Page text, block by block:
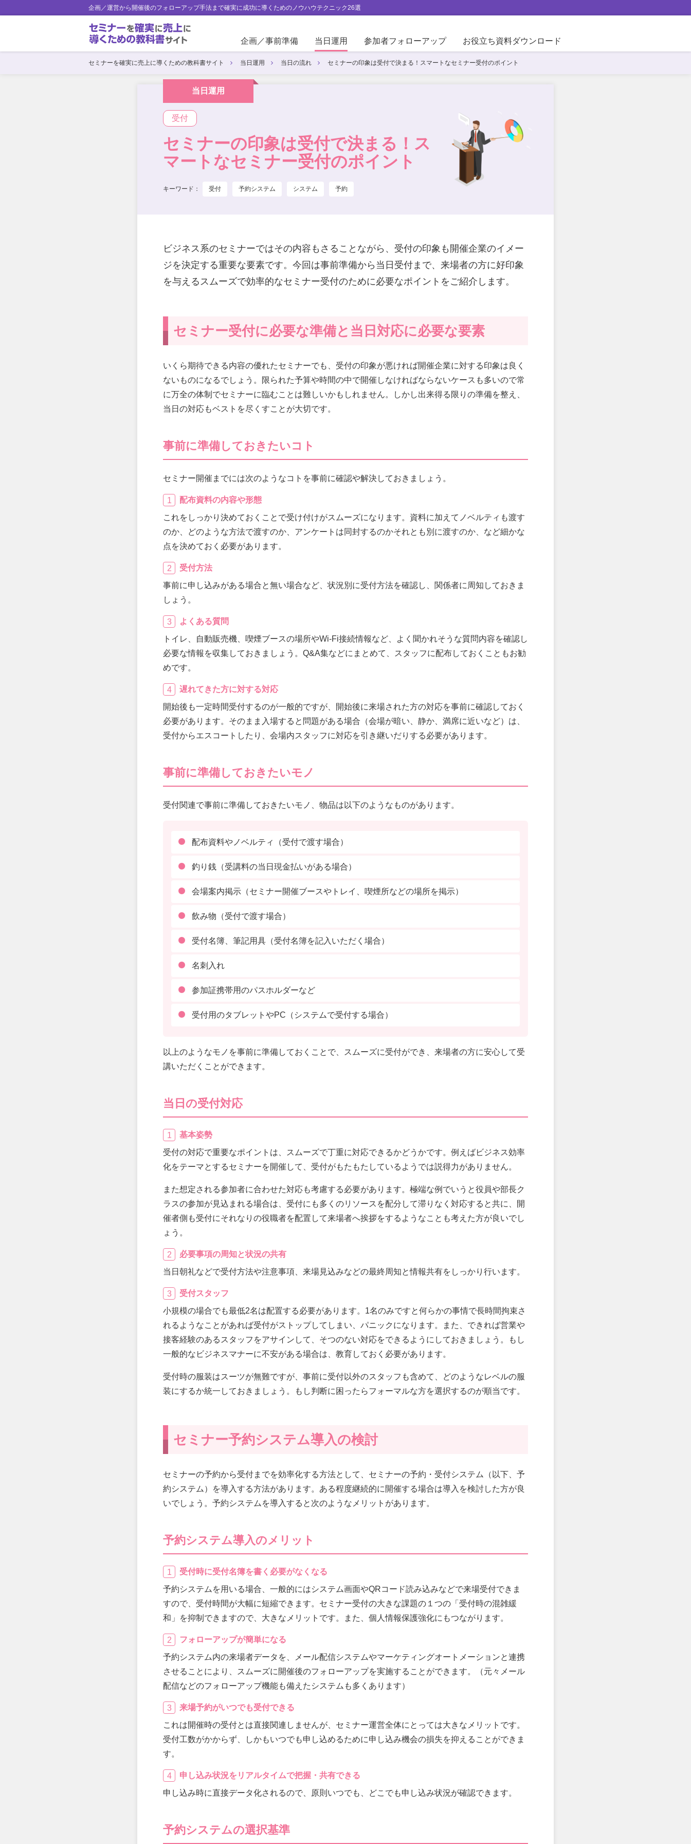
企画／運営から開催後のフォローアップ手法まで確実に成功に導くためのノウハウテクニック26選
企画／事前準備 当日運用 参加者フォローアップ お役立ち資料ダウンロード
セミナーを確実に売上に導くための教科書サイト 当日運用 当日の流れ セミナーの印象は受付で決まる！スマートなセミナー受付のポイント
当日運用
受付
セミナーの印象は受付で決まる！ス
マートなセミナー受付のポイント
キーワード： 受付 予約システム システム 予約
ビジネス系のセミナーではその内容もさることながら、受付の印象も開催企業のイメー
ジを決定する重要な要素です。今回は事前準備から当日受付まで、来場者の方に好印象
を与えるスムーズで効率的なセミナー受付のために必要なポイントをご紹介します。
セミナー受付に必要な準備と当日対応に必要な要素
いくら期待できる内容の優れたセミナーでも、受付の印象が悪ければ開催企業に対する印象は良く
ないものになるでしょう。限られた予算や時間の中で開催しなければならないケースも多いので常
に万全の体制でセミナーに臨むことは難しいかもしれません。しかし出来得る限りの準備を整え、
当日の対応もベストを尽くすことが大切です。
事前に準備しておきたいコト
セミナー開催までには次のようなコトを事前に確認や解決しておきましょう。
配布資料の内容や形態
これをしっかり決めておくことで受け付けがスムーズになります。資料に加えてノベルティも渡す
のか、どのような方法で渡すのか、アンケートは同封するのかそれとも別に渡すのか、など細かな
点を決めておく必要があります。
受付方法
事前に申し込みがある場合と無い場合など、状況別に受付方法を確認し、関係者に周知しておきま
しょう。
よくある質問
トイレ、自動販売機、喫煙ブースの場所やWi-Fi接続情報など、よく聞かれそうな質問内容を確認し
必要な情報を収集しておきましょう。Q&A集などにまとめて、スタッフに配布しておくこともお勧
めです。
遅れてきた方に対する対応
開始後も一定時間受付するのが一般的ですが、開始後に来場された方の対応を事前に確認しておく
必要があります。そのまま入場すると問題がある場合（会場が暗い、静か、満席に近いなど）は、
受付からエスコートしたり、会場内スタッフに対応を引き継いだりする必要があります。
事前に準備しておきたいモノ
受付関連で事前に準備しておきたいモノ、物品は以下のようなものがあります。
配布資料やノベルティ（受付で渡す場合）
釣り銭（受講料の当日現金払いがある場合）
会場案内掲示（セミナー開催ブースやトレイ、喫煙所などの場所を掲示）
飲み物（受付で渡す場合）
受付名簿、筆記用具（受付名簿を記入いただく場合）
名刺入れ
参加証携帯用のパスホルダーなど
受付用のタブレットやPC（システムで受付する場合）
以上のようなモノを事前に準備しておくことで、スムーズに受付ができ、来場者の方に安心して受
講いただくことができます。
当日の受付対応
基本姿勢
受付の対応で重要なポイントは、スムーズで丁重に対応できるかどうかです。例えばビジネス効率
化をテーマとするセミナーを開催して、受付がもたもたしているようでは説得力がありません。
また想定される参加者に合わせた対応も考慮する必要があります。極端な例でいうと役員や部長ク
ラスの参加が見込まれる場合は、受付にも多くのリソースを配分して滞りなく対応すると共に、開
催者側も受付にそれなりの役職者を配置して来場者へ挨拶をするようなことも考えた方が良いでし
ょう。
必要事項の周知と状況の共有
当日朝礼などで受付方法や注意事項、来場見込みなどの最終周知と情報共有をしっかり行います。
受付スタッフ
小規模の場合でも最低2名は配置する必要があります。1名のみですと何らかの事情で長時間拘束さ
れるようなことがあれば受付がストップしてしまい、パニックになります。また、できれば営業や
接客経験のあるスタッフをアサインして、そつのない対応をできるようにしておきましょう。もし
一般的なビジネスマナーに不安がある場合は、教育しておく必要があります。
受付時の服装はスーツが無難ですが、事前に受付以外のスタッフも含めて、どのようなレベルの服
装にするか統一しておきましょう。もし判断に困ったらフォーマルな方を選択するのが順当です。
セミナー予約システム導入の検討
セミナーの予約から受付までを効率化する方法として、セミナーの予約・受付システム（以下、予
約システム）を導入する方法があります。ある程度継続的に開催する場合は導入を検討した方が良
いでしょう。予約システムを導入すると次のようなメリットがあります。
予約システム導入のメリット
受付時に受付名簿を書く必要がなくなる
予約システムを用いる場合、一般的にはシステム画面やQRコード読み込みなどで来場受付できま
すので、受付時間が大幅に短縮できます。セミナー受付の大きな課題の１つの「受付時の混雑緩
和」を抑制できますので、大きなメリットです。また、個人情報保護強化にもつながります。
フォローアップが簡単になる
予約システム内の来場者データを、メール配信システムやマーケティングオートメーションと連携
させることにより、スムーズに開催後のフォローアップを実施することができます。（元々メール
配信などのフォローアップ機能も備えたシステムも多くあります）
来場予約がいつでも受付できる
これは開催時の受付とは直接関連しませんが、セミナー運営全体にとっては大きなメリットです。
受付工数がかからず、しかもいつでも申し込めるために申し込み機会の損失を抑えることができま
す。
申し込み状況をリアルタイムで把握・共有できる
申し込み時に直接データ化されるので、原則いつでも、どこでも申し込み状況が確認できます。
予約システムの選択基準